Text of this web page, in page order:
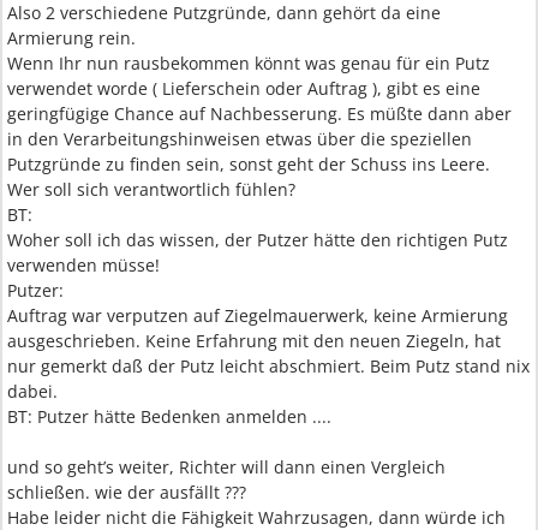
Also 2 verschiedene Putzgründe, dann gehört da eine
Armierung rein.
Wenn Ihr nun rausbekommen könnt was genau für ein Putz
verwendet worde ( Lieferschein oder Auftrag ), gibt es eine
geringfügige Chance auf Nachbesserung. Es müßte dann aber
in den Verarbeitungshinweisen etwas über die speziellen
Putzgründe zu finden sein, sonst geht der Schuss ins Leere.
Wer soll sich verantwortlich fühlen?
BT:
Woher soll ich das wissen, der Putzer hätte den richtigen Putz
verwenden müsse!
Putzer:
Auftrag war verputzen auf Ziegelmauerwerk, keine Armierung
ausgeschrieben. Keine Erfahrung mit den neuen Ziegeln, hat
nur gemerkt daß der Putz leicht abschmiert. Beim Putz stand nix
dabei.
BT: Putzer hätte Bedenken anmelden ....
und so geht’s weiter, Richter will dann einen Vergleich
schließen. wie der ausfällt ???
Habe leider nicht die Fähigkeit Wahrzusagen, dann würde ich